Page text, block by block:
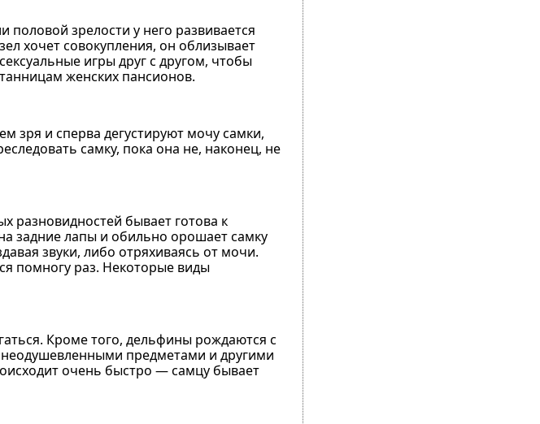
зрелости у него развивается
хочет совокупления, он облизывает
игры друг с другом, чтобы
женских пансионов.
зря и сперва дегустируют мочу самки,
самку, пока она не, наконец, не
разновидностей бывает готова к
задние лапы и обильно орошает самку
звуки, либо отряхиваясь от мочи.
помногу раз. Некоторые виды
Кроме того, дельфины рождаются с
предметами и другими
очень быстро — самцу бывает